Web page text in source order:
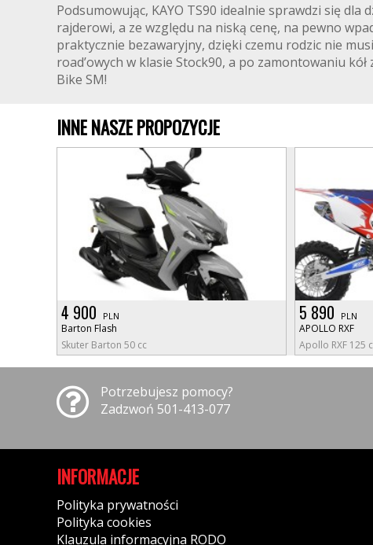
Podsumowując, KAYO TS90 idealnie sprawdzi się
rajderowi, a ze względu na niską cenę, na pewno
praktycznie bezawaryjny, dzięki czemu rodzic nie
road’owych w klasie Stock90, a po zamontowaniu
Bike SM!
INNE NASZE PROPOZYCJE
4 900 PLN
Barton Flash
Skuter Barton 50 cc
5 890 PLN
APOLLO RXF
Apollo RXF 125
Potrzebujesz pomocy?
Zadzwoń 501-413-077
INFORMACJE
Polityka prywatności
Polityka cookies
Klauzula informacyjna RODO